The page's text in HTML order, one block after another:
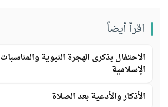
اقرأ أيضاً
الاحتفال بذكرى الهجرة النبوية والمناسبات
الإسلامية
الأذكار والأدعية بعد الصلاة